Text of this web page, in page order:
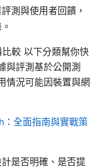
測與使用者回饋，
較 以下分類幫你快
與評測基於公開測
情況可能因裝置與網
：全面指南與實戰策
是否明確、是否提